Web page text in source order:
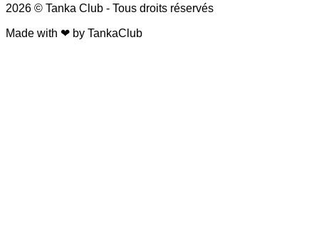
2026 © Tanka Club - Tous droits réservés
Made with ❤︎ by TankaClub